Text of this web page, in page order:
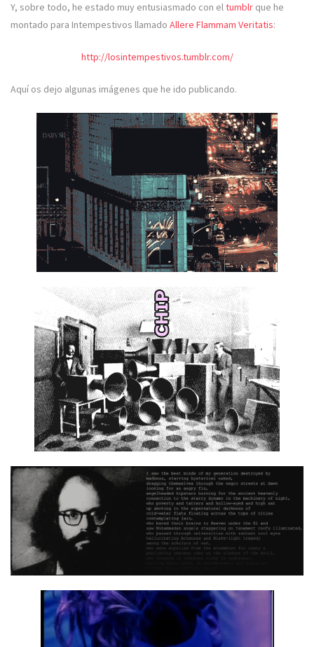
Y, sobre todo, he estado muy entusiasmado con eltumblr que he
montado para Intempestivos llamado Allere Flammam Veritatis:
http://losintempestivos.tumblr.com/
Aquí os dejo algunas imágenes que he ido publicando.